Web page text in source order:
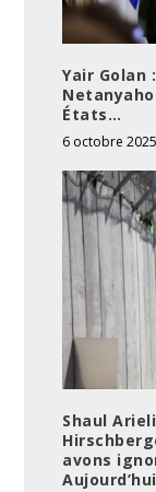
Yair Golan
États…
6 octobre 2025
Shaul
avons